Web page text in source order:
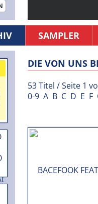
SAMPLER
DIE VON UNS
53 Titel / Seite 1
0-9 A B C D E F